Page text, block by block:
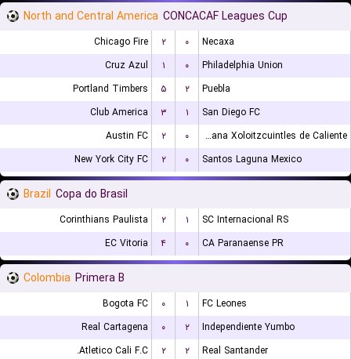
North and Central America CONCACAF Leagues Cup
Chicago Fire ۲ ۰
Necaxa
Cruz Azul
۱ ۰
Philadelphia Union
Portland Timbers
۵ ۲
Puebla
Club America
۳ ۱
San Diego FC
Austin FC
۲ ۰
Club Tijuana Xoloitzcuintles de Caliente
New York City FC
۲ ۰ Santos Laguna Mexico
Brazil Copa do Brasil
Corinthians Paulista ۲ ۱
SC Internacional RS
EC Vitoria
۴ ۰ CA Paranaense PR
Colombia Primera B
Bogota FC ۰ ۱
FC Leones
Real Cartagena
۰ ۲
Independiente Yumbo
Atletico Cali F.C.
۲ ۲ Real Santander